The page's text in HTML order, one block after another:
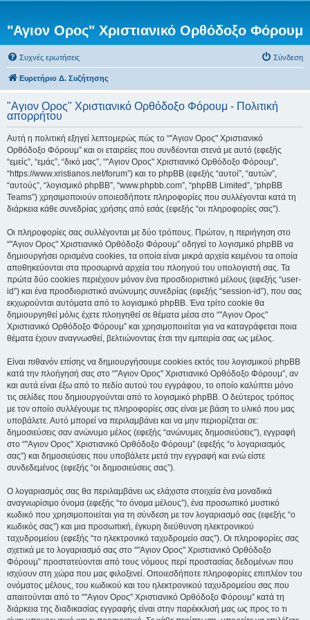
"Αγιον Ορος" Χριστιανικό Ορθόδοξο Φόρουμ
Συχνές ερωτήσεις Σύνδεση
Ευρετήριο Δ. Συζήτησης
"Αγιον Ορος" Χριστιανικό Ορθόδοξο Φόρουμ - Πολιτική
απορρήτου
Αυτή η πολιτική εξηγεί λεπτομερώς πώς το “"Αγιον Ορος" Χριστιανικό
Ορθόδοξο Φόρουμ” και οι εταιρείες που συνδέονται στενά με αυτό (εφεξής
“εμείς”, “εμάς”, “δικό μας”, “"Αγιον Ορος" Χριστιανικό Ορθόδοξο Φόρουμ”,
“https://www.xristianos.net/forum”) και το phpBB (εφεξής “αυτοί”, “αυτών”,
“αυτούς”, “λογισμικό phpBB”, “www.phpbb.com”, “phpBB Limited”, “phpBB
Teams”) χρησιμοποιούν οποιεσδήποτε πληροφορίες που συλλέγονται κατά τη
διάρκεια κάθε συνεδρίας χρήσης από εσάς (εφεξής “οι πληροφορίες σας”).
Οι πληροφορίες σας συλλέγονται με δύο τρόπους. Πρώτον, η περιήγηση στο
“"Αγιον Ορος" Χριστιανικό Ορθόδοξο Φόρουμ” οδηγεί το λογισμικό phpBB να
δημιουργήσει ορισμένα cookies, τα οποία είναι μικρά αρχεία κειμένου τα οποία
αποθηκεύονται στα προσωρινά αρχεία του πλοηγού του υπολογιστή σας. Τα
πρώτα δύο cookies περιέχουν μόνον ένα προσδιοριστικό μέλους (εφεξής “user-
id”) και ένα προσδιοριστικό ανώνυμης συνεδρίας (εφεξής “session-id”), που σας
εκχωρούνται αυτόματα από το λογισμικό phpBB. Ένα τρίτο cookie θα
δημιουργηθεί μόλις έχετε πλοηγηθεί σε θέματα μέσα στο “"Αγιον Ορος"
Χριστιανικό Ορθόδοξο Φόρουμ” και χρησιμοποιείται για να καταγράφεται ποια
θέματα έχουν αναγνωσθεί, βελτιώνοντας έτσι την εμπειρία σας ως μέλος.
Είναι πιθανόν επίσης να δημιουργήσουμε cookies εκτός του λογισμικού phpBB
κατά την πλοήγησή σας στο “"Αγιον Ορος" Χριστιανικό Ορθόδοξο Φόρουμ”, αν
και αυτά είναι έξω από το πεδίο αυτού του εγγράφου, το οποίο καλύπτει μόνο
τις σελίδες που δημιουργούνται από το λογισμικό phpBB. Ο δεύτερος τρόπος
με τον οποίο συλλέγουμε τις πληροφορίες σας είναι με βάση το υλικό που μας
υποβάλετε. Αυτό μπορεί να περιλαμβάνει και να μην περιορίζεται σε:
δημοσιεύσεις σαν ανώνυμο μέλος (εφεξής “ανώνυμες δημοσιεύσεις”), εγγραφή
στο “"Αγιον Ορος" Χριστιανικό Ορθόδοξο Φόρουμ” (εφεξής “ο λογαριασμός
σας”) και δημοσιεύσεις που υποβάλετε μετά την εγγραφή και ενώ είστε
συνδεδεμένος (εφεξής “οι δημοσιεύσεις σας”).
Ο λογαριασμός σας θα περιλαμβάνει ως ελάχιστα στοιχεία ένα μοναδικά
αναγνωρίσιμο όνομα (εφεξής “το όνομα μέλους”), ένα προσωπικό μυστικό
κωδικό που χρησιμοποιείται για τη σύνδεση με τον λογαριασμό σας (εφεξής “ο
κωδικός σας”) και μια προσωπική, έγκυρη διεύθυνση ηλεκτρονικού
ταχυδρομείου (εφεξής “το ηλεκτρονικό ταχυδρομείο σας”). Οι πληροφορίες σας
σχετικά με το λογαριασμό σας στο “"Αγιον Ορος" Χριστιανικό Ορθόδοξο
Φόρουμ” προστατεύονται από τους νόμους περί προστασίας δεδομένων που
ισχύουν στη χώρα που μας φιλοξενεί. Οποιεσδήποτε πληροφορίες επιπλέον του
ονόματος μέλους, του κωδικού και του ηλεκτρονικού ταχυδρομείου σας που
απαιτούνται από το “"Αγιον Ορος" Χριστιανικό Ορθόδοξο Φόρουμ” κατά τη
διάρκεια της διαδικασίας εγγραφής είναι στην παρέκκλισή μας ως προς το τι